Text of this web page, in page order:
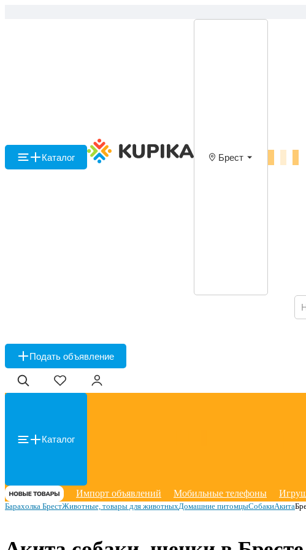
Каталог Брест
Подать объявление
Каталог
Импорт объявлений Мобильные телефоны
Барахолка БрестЖивотные, товары для животныхДомашние питомцыСобакиАкита